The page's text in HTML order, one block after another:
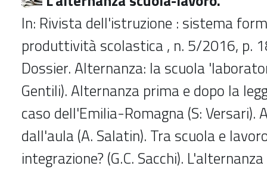
In: Rivista dell'istruzione : sistema
produttività scolastica , n. 5/2016, p.
Dossier. Alternanza: la scuola
Gentili). Alternanza prima e dopo la
caso dell'Emilia-Romagna (S: Versari).
dall'aula (A. Salatin). Tra scuola e
integrazione? (G.C. Sacchi).